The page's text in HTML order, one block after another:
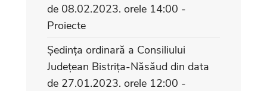
de 08.02.2023. orele 14:00 -
Proiecte
Ședința ordinară a Consiliului
Județean Bistrița-Năsăud din data
de 27.01.2023. orele 12:00 -